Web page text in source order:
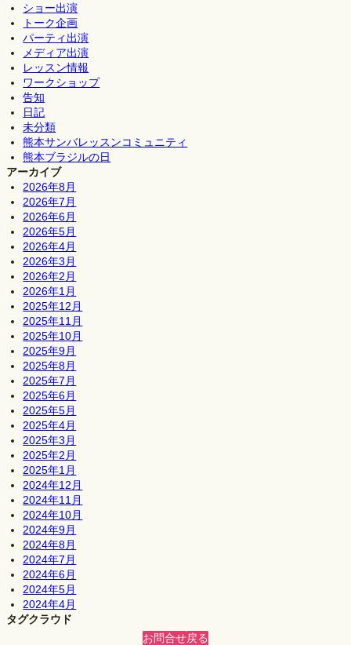
ショー出演
トーク企画
パーティ出演
メディア出演
レッスン情報
ワークショップ
告知
日記
未分類
熊本サンバレッスンコミュニティ
熊本ブラジルの日
アーカイブ
2026年8月
2026年7月
2026年6月
2026年5月
2026年4月
2026年3月
2026年2月
2026年1月
2025年12月
2025年11月
2025年10月
2025年9月
2025年8月
2025年7月
2025年6月
2025年5月
2025年4月
2025年3月
2025年2月
2025年1月
2024年12月
2024年11月
2024年10月
2024年9月
2024年8月
2024年7月
2024年6月
2024年5月
2024年4月
タグクラウド
お問合せ戻る